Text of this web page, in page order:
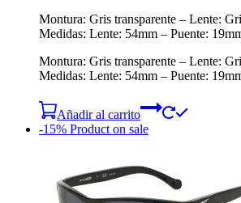
Montura: Gris transparente – Lente:
Medidas: Lente: 54mm – Puente:
Montura: Gris transparente – Lente:
Medidas: Lente: 54mm – Puente:
Añadir al carrito
-15% Product on sale